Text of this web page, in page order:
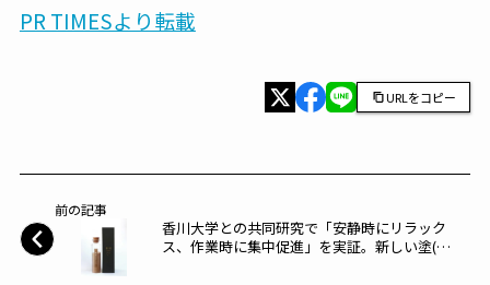
PR TIMESより転載
URLをコピー
前の記事
香川大学との共同研究で「安静時にリラック
ス、作業時に集中促進」を実証。新しい塗(ず)